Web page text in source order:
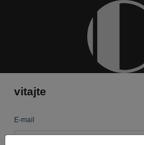
vitajte
E-mail